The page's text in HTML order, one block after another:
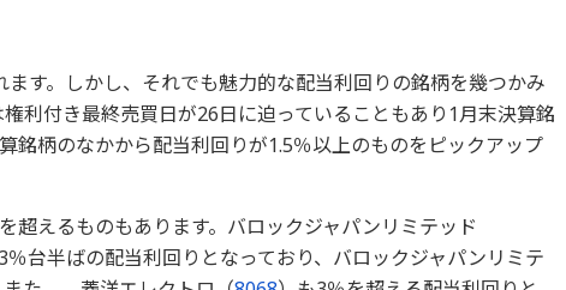
す。しかし、それでも魅力的な配当利回りの銘柄を幾つかみ
利付き最終売買日が26日に迫っていることもあり1月末決算銘
銘柄のなかから配当利回りが1.5％以上のものをピックアップ
超えるものもあります。バロックジャパンリミテッド
％台半ばの配当利回りとなっており、バロックジャパンリミテ